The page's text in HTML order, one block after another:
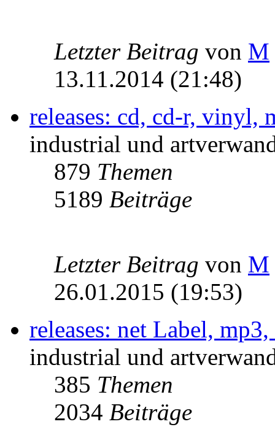
Letzter Beitrag von M
13.11.2014 (21:48)
releases: cd, cd-r, vinyl,
industrial und
879 Themen
5189 Beiträge
Letzter Beitrag von M
26.01.2015 (19:53)
releases: net Label,
industrial und
385 Themen
2034 Beiträge